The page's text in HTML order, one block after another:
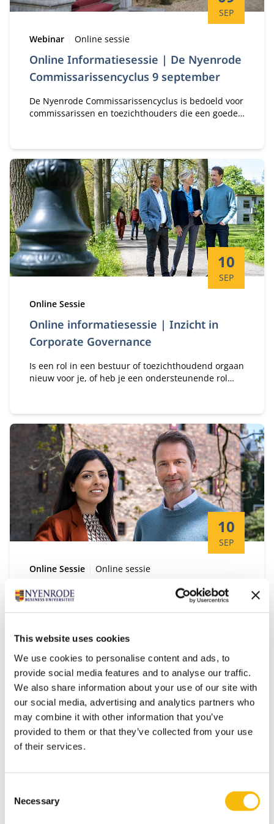
This website uses cookies
We use cookies to personalise content and ads, to
provide social media features and to analyse our traffic.
We also share information about your use of our site with
our social media, advertising and analytics partners who
may combine it with other information that you’ve
provided to them or that they’ve collected from your use
of their services.
Selection
Necessary
Online Informatiesessie | De Nyenrode
Commissarissencyclus 9 september
SEP
Type:
Webinar Locatie:
Online sessie
De Nyenrode Commissarissencyclus is bedoeld voor
commissarissen en toezichthouders die een goede
Online informatiesessie | Inzicht in
Corporate Governance
Startdatum:
10
SEP
Type:
Online Sessie
Is een rol in een bestuur of toezichthoudend orgaan
nieuw voor je, of heb je een ondersteunende rol
corporate governance in een wereld van transitie!
Online informatiesessie| De Secretaris:
Leergang voor professionals
Startdatum:
10
SEP
Type:
Online Sessie Locatie:
Online sessie
eisen aan de top van zowel het bedrijfsleven als
organisaties in het publieke domein krijgt de
secretaris steeds meer zichtbaarheid. Ben jij toe
aan verdieping en vergroting van jouw impact?
11
SEP